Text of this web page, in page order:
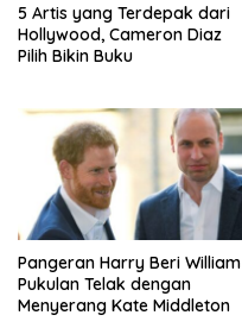
5 Artis yang Terdepak dari
Hollywood, Cameron Diaz
Pilih Bikin Buku
Pangeran Harry Beri William
Pukulan Telak dengan
Menyerang Kate Middleton